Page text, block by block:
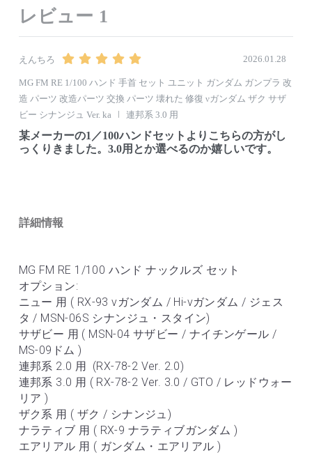
レビュー 1
えんちろ 2026.01.28
MG FM RE 1/100 ハンド 手首 セット ユニット ガンダム ガンプラ 改
造 パーツ 改造パーツ 交換 パーツ 壊れた 修復 νガンダム ザク サザ
ビー シナンジュ Ver. ka
連邦系 3.0 用
某メーカーの1／100ハンドセットよりこちらの方がし
っくりきました。3.0用とか選べるのか嬉しいです。
詳細情報
MG FM RE 1/100 ハンド ナックルズ セット
オプション:
ニュー 用 ( RX-93 νガンダム / Hi-νガンダム / ジェス
タ / MSN-06S シナンジュ・スタイン)
サザビー 用 ( MSN-04 サザビー / ナイチンゲール /
MS-09ドム )
連邦系 2.0 用  (RX-78-2 Ver. 2.0)
連邦系 3.0 用 ( RX-78-2 Ver. 3.0 / GTO / レッドウォー
リア )
ザク系 用 ( ザク / シナンジュ)
ナラティブ 用 ( RX-9 ナラティブガンダム )
エアリアル 用 ( ガンダム・エアリアル )